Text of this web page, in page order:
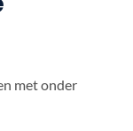
met onder